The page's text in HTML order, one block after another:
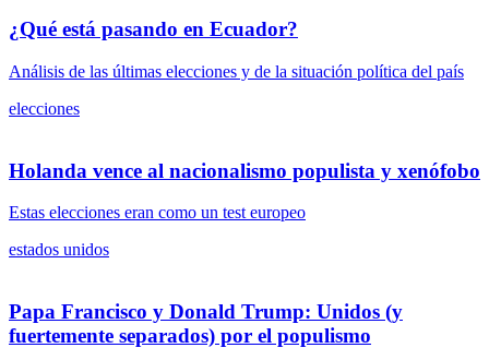
¿Qué está pasando en Ecuador?
Análisis de las últimas elecciones y de la situación política del país
elecciones
Holanda vence al nacionalismo populista y xenófobo
Estas elecciones eran como un test europeo
estados unidos
Papa Francisco y Donald Trump: Unidos (y
fuertemente separados) por el populismo